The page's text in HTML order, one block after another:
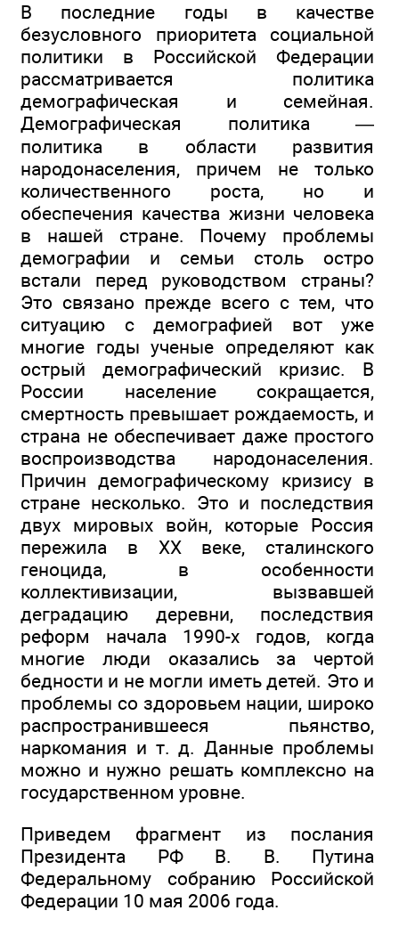
В последние годы в качестве
безусловного приоритета социальной
политики в Российской Федерации
рассматривается политика
демографическая и семейная.
Демографическая политика —
политика в области развития
народонаселения, причем не только
количественного роста, но и
обеспечения качества жизни человека
в нашей стране. Почему проблемы
демографии и семьи столь остро
встали перед руководством страны?
Это связано прежде всего с тем, что
ситуацию с демографией вот уже
многие годы ученые определяют как
острый демографический кризис. В
России население сокращается,
смертность превышает рождаемость, и
страна не обеспечивает даже простого
воспроизводства народонаселения.
Причин демографическому кризису в
стране несколько. Это и последствия
двух мировых войн, которые Россия
пережила в XX веке, сталинского
геноцида, в особенности
коллективизации, вызвавшей
деградацию деревни, последствия
реформ начала 1990-х годов, когда
многие люди оказались за чертой
бедности и не могли иметь детей. Это и
проблемы со здоровьем нации, широко
распространившееся пьянство,
наркомания и т. д. Данные проблемы
можно и нужно решать комплексно на
государственном уровне.
Приведем фрагмент из послания
Президента РФ В. В. Путина
Федеральному собранию Российской
Федерации 10 мая 2006 года.